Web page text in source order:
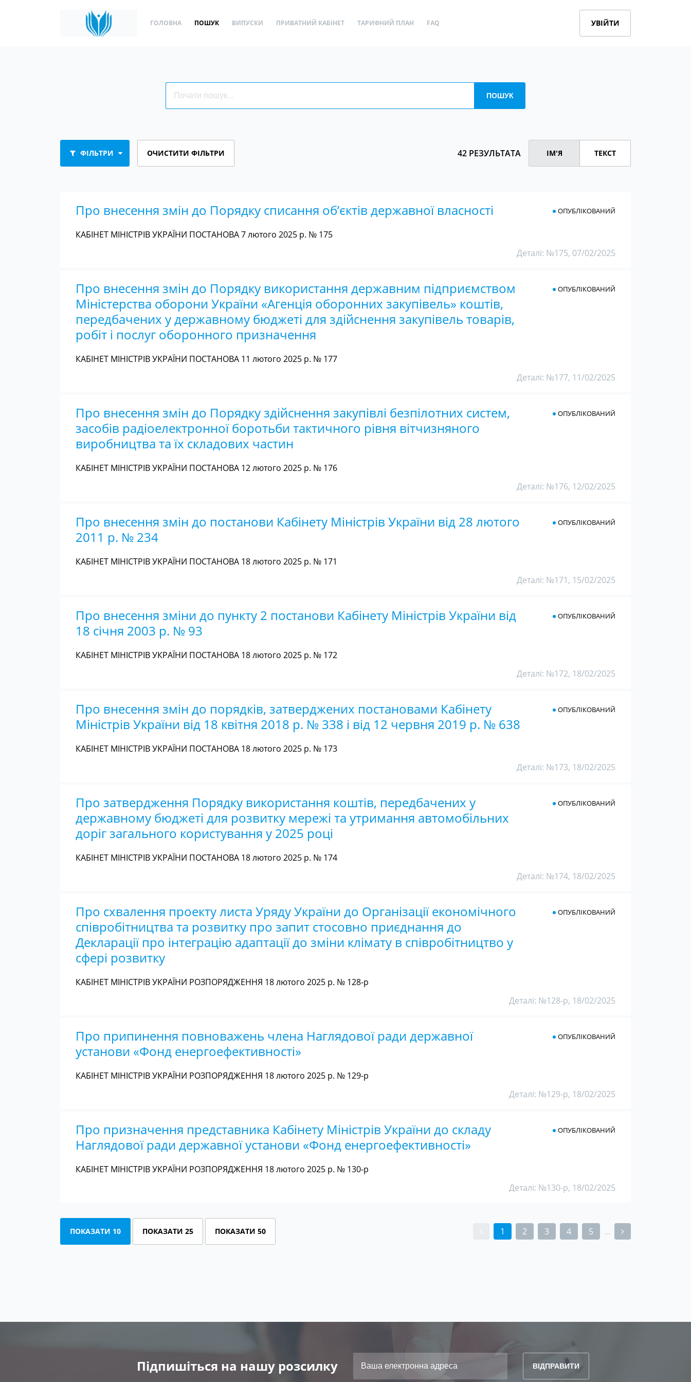
ГОЛОВНА ПОШУК ВИПУСКИ ПРИВАТНИЙ КАБІНЕТ ТАРИФНИЙ ПЛАН FAQ УВІЙТИ
ФІЛЬТРИ ОЧИСТИТИ ФІЛЬТРИ 42 РЕЗУЛЬТАТА ІМ'Я ТЕКСТ
Про внесення змін до Порядку списання об’єктів державної власності ОПУБЛІКОВАНИЙ
КАБІНЕТ МІНІСТРІВ УКРАЇНИ ПОСТАНОВА 7 лютого 2025 р. № 175
Деталі: №175, 07/02/2025
Про внесення змін до Порядку використання державним підприємством
Міністерства оборони України «Агенція оборонних закупівель» коштів,
передбачених у державному бюджеті для здійснення закупівель товарів,
робіт і послуг оборонного призначення
ОПУБЛІКОВАНИЙ
КАБІНЕТ МІНІСТРІВ УКРАЇНИ ПОСТАНОВА 11 лютого 2025 р. № 177
Деталі: №177, 11/02/2025
Про внесення змін до Порядку здійснення закупівлі безпілотних систем,
засобів радіоелектронної боротьби тактичного рівня вітчизняного
виробництва та їх складових частин
ОПУБЛІКОВАНИЙ
КАБІНЕТ МІНІСТРІВ УКРАЇНИ ПОСТАНОВА 12 лютого 2025 р. № 176
Деталі: №176, 12/02/2025
Про внесення змін до постанови Кабінету Міністрів України від 28 лютого
2011 р. № 234
ОПУБЛІКОВАНИЙ
КАБІНЕТ МІНІСТРІВ УКРАЇНИ ПОСТАНОВА 18 лютого 2025 р. № 171
Деталі: №171, 15/02/2025
Про внесення зміни до пункту 2 постанови Кабінету Міністрів України від
18 січня 2003 р. № 93
ОПУБЛІКОВАНИЙ
КАБІНЕТ МІНІСТРІВ УКРАЇНИ ПОСТАНОВА 18 лютого 2025 р. № 172
Деталі: №172, 18/02/2025
Про внесення змін до порядків, затверджених постановами Кабінету
Міністрів України від 18 квітня 2018 р. № 338 і від 12 червня 2019 р. № 638
ОПУБЛІКОВАНИЙ
КАБІНЕТ МІНІСТРІВ УКРАЇНИ ПОСТАНОВА 18 лютого 2025 р. № 173
Деталі: №173, 18/02/2025
Про затвердження Порядку використання коштів, передбачених у
державному бюджеті для розвитку мережі та утримання автомобільних
доріг загального користування у 2025 році
ОПУБЛІКОВАНИЙ
КАБІНЕТ МІНІСТРІВ УКРАЇНИ ПОСТАНОВА 18 лютого 2025 р. № 174
Деталі: №174, 18/02/2025
Про схвалення проекту листа Уряду України до Організації економічного
співробітництва та розвитку про запит стосовно приєднання до
Декларації про інтеграцію адаптації до зміни клімату в співробітництво у
сфері розвитку
ОПУБЛІКОВАНИЙ
КАБІНЕТ МІНІСТРІВ УКРАЇНИ РОЗПОРЯДЖЕННЯ 18 лютого 2025 р. № 128-р
Деталі: №128-р, 18/02/2025
Про припинення повноважень члена Наглядової ради державної
установи «Фонд енергоефективності»
ОПУБЛІКОВАНИЙ
КАБІНЕТ МІНІСТРІВ УКРАЇНИ РОЗПОРЯДЖЕННЯ 18 лютого 2025 р. № 129-р
Деталі: №129-р, 18/02/2025
Про призначення представника Кабінету Міністрів України до складу
Наглядової ради державної установи «Фонд енергоефективності»
ОПУБЛІКОВАНИЙ
КАБІНЕТ МІНІСТРІВ УКРАЇНИ РОЗПОРЯДЖЕННЯ 18 лютого 2025 р. № 130-р
Деталі: №130-р, 18/02/2025
ПОКАЗАТИ 10 ПОКАЗАТИ 25 ПОКАЗАТИ 50
1
2 3 4 5 ...
Підпишіться на нашу розсилку